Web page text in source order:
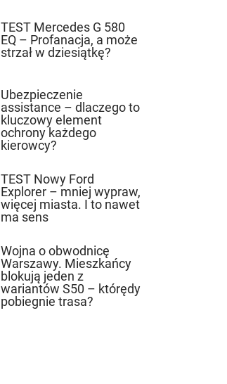
TEST Mercedes G 580
EQ – Profanacja, a może
strzał w dziesiątkę?
Ubezpieczenie
assistance – dlaczego to
kluczowy element
ochrony każdego
kierowcy?
TEST Nowy Ford
Explorer – mniej wypraw,
więcej miasta. I to nawet
ma sens
Wojna o obwodnicę
Warszawy. Mieszkańcy
blokują jeden z
wariantów S50 – którędy
pobiegnie trasa?